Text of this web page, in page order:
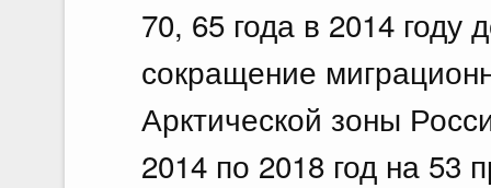
70, 65 года в 2014 году
сокращение
Арктической зоны
2014 по 2018 год на 53